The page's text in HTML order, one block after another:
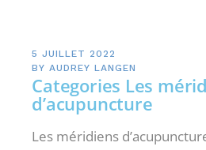
5 JUILLET 2022
BY AUDREY LANGEN
Categories Les
d’acupuncture
Les méridiens